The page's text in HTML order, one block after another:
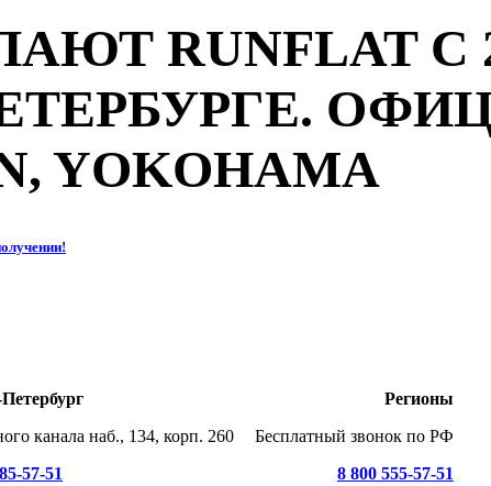
RUNFLAT С
YOKOHAMA
канала наб., 134, корп. 260
57-51
Регионы
Бесплатный звонок по РФ
8 800 555-57-51